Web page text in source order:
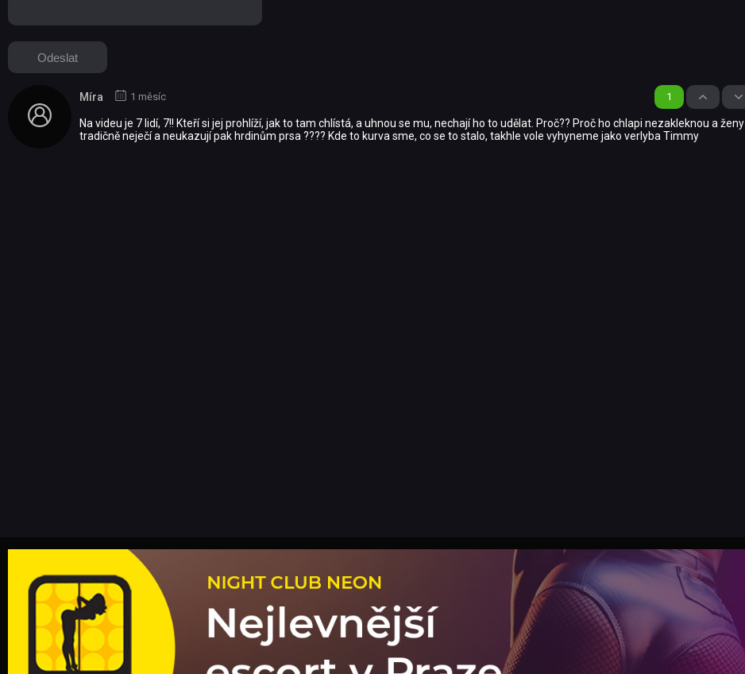
1
Míra 1 měsíc
Na videu je 7 lidí, 7!! Kteří si jej prohlíží, jak to tam chlístá, a uhnou se mu, nechají ho to udělat. Proč?? Proč ho chlapi nezakleknou a ženy
tradičně neječí a neukazují pak hrdinům prsa ???? Kde to kurva sme, co se to stalo, takhle vole vyhyneme jako verlyba Timmy